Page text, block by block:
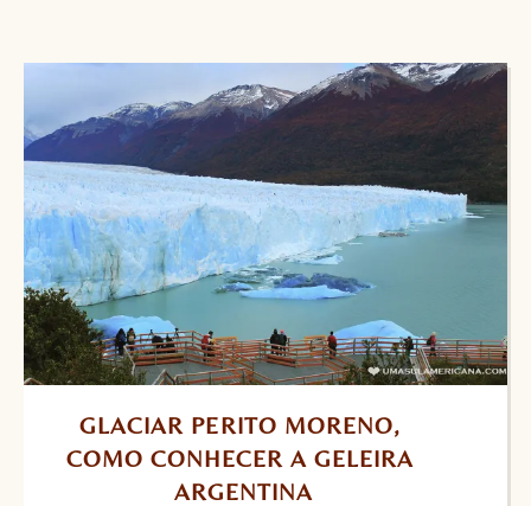
GLACIAR PERITO MORENO,
COMO CONHECER A GELEIRA
ARGENTINA